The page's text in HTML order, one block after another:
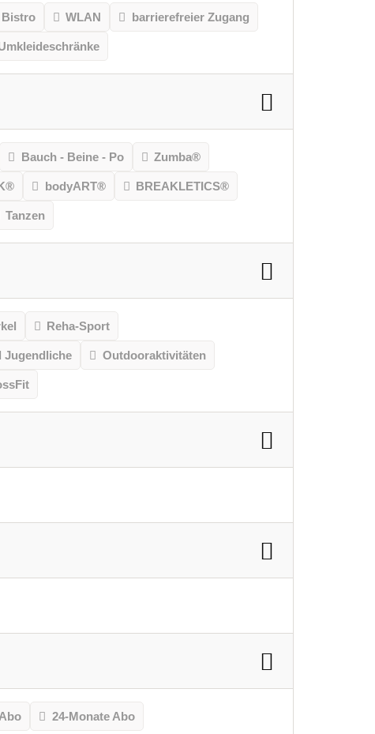
Bistro WLAN barrierefreier Zugang
Bauch - Beine - Po Zumba®
bodyART® BREAKLETICS®
Tanzen
Reha-Sport
Jugendliche Outdooraktivitäten
24-Monate Abo